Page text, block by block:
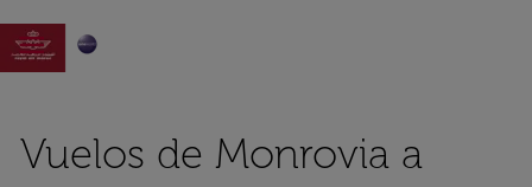

Vuelos de Monrovia a